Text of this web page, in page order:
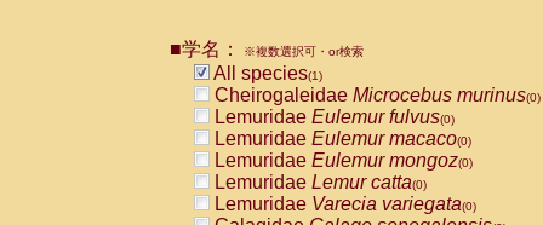
CebidaeCebus nigrivittatus
CebidaeCebus
CebidaeSaimiri boliviensis(0)
CebidaeSaimiri sciureus(0)
AtelidaeAlouatta caraya(0)
AtelidaeAlouatta fusca(0)
AtelidaeAlouatta seniculus
AtelidaeAlouattaspp.(0)
■学名： ※複数選択可・or検索
All species(1)
Cheirogaleidae Microcebus murinus(0)
Lemuridae Eulemur fulvus(0)
Lemuridae Eulemur macaco(0)
Lemuridae Eulemur mongoz(0)
Lemuridae Lemur catta(0)
Lemuridae Varecia variegata(0)